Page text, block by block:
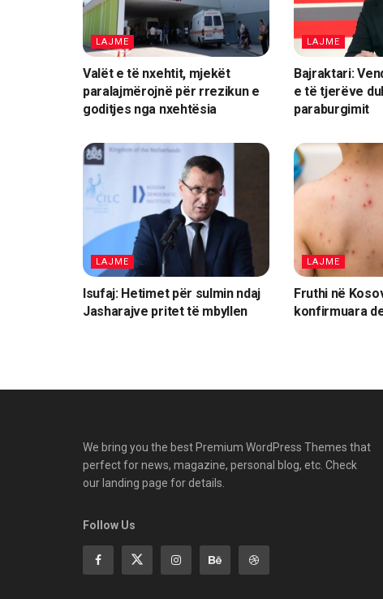
LAJME
Valët e të nxehtit, mjekët
paralajmërojnë për rrezikun e
goditjes nga nxehtësia
LAJME
Bajraktari:
e të tjerëve
paraburgimit
LAJME
Isufaj: Hetimet për sulmin ndaj
Jasharajve pritet të mbyllen
LAJME
Fruthi në
konfirmuara
We bring you the best Premium WordPress Themes that
perfect for news, magazine, personal blog, etc. Check
our landing page for details.
Follow Us